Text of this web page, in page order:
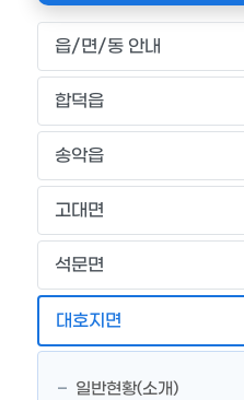
읍/면/동 안내
합덕읍
송악읍
고대면
석문면
대호지면
일반현황(소개)